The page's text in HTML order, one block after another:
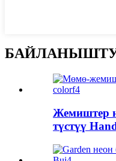
Жемиштер
түстүү